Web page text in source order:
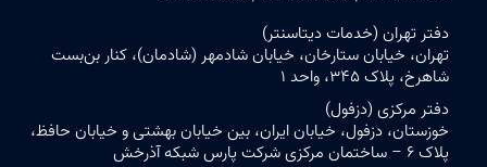
دفتر تهران (خدمات دیتاسنتر)
تهران، خیابان ستارخان، خیابان شادمهر (شادمان)، کنار بن‌بست
شاهرخ، پلاک ۳۴۵، واحد ۱
دفتر مرکزی (دزفول)
خوزستان، دزفول، خیابان ایران، بین خیابان بهشتی و خیابان حافظ،
پلاک ۶ – ساختمان مرکزی شرکت پارس شبکه آذرخش